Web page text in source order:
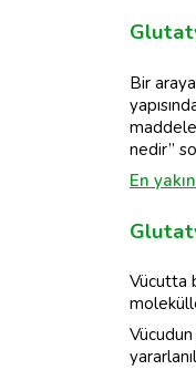
Bir
nedir”
En
Vücutta